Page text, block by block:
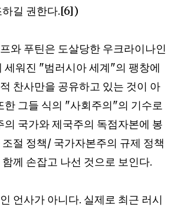
길 권한다.[6])
와 푸틴은 도살당한 우크라이나인
세워진 "범러시아 세계"의 팽창에
찬사만을 공유하고 있는 것이 아
한 그들 식의 "사회주의"의 기수로
의 국가와 제국주의 독점자본에 봉
절 정책/ 국가자본주의 규제 정책
께 손잡고 나선 것으로 보인다.
언사가 아니다. 실제로 최근 러시